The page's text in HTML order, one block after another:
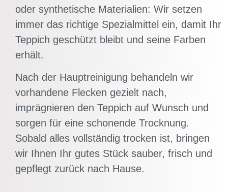
oder synthetische Materialien: Wir setzen
immer das richtige Spezialmittel ein, damit Ihr
Teppich geschützt bleibt und seine Farben
erhält.
Nach der Hauptreinigung behandeln wir
vorhandene Flecken gezielt nach,
imprägnieren den Teppich auf Wunsch und
sorgen für eine schonende Trocknung.
Sobald alles vollständig trocken ist, bringen
wir Ihnen Ihr gutes Stück sauber, frisch und
gepflegt zurück nach Hause.